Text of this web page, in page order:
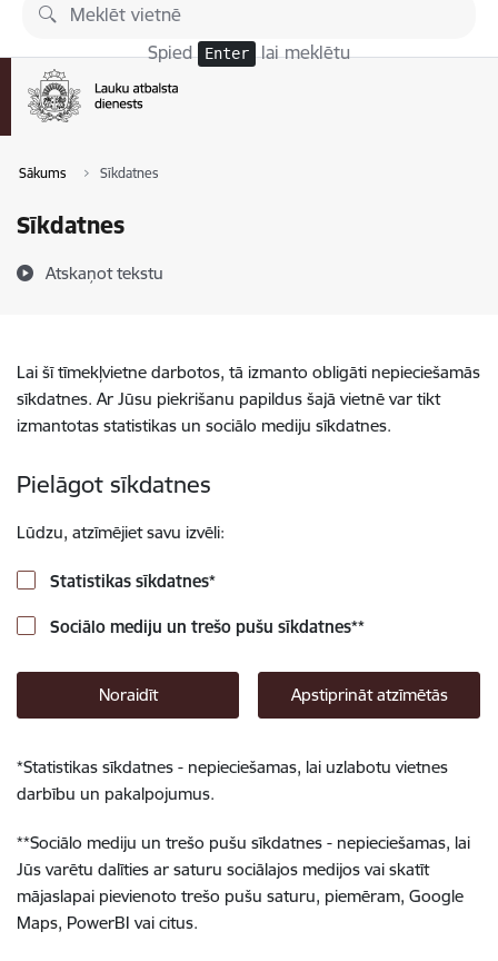
Pāriet uz lapas saturu
Spied Enter lai meklētu
Sākums Sīkdatnes
Sīkdatnes
Atskaņot tekstu
Lai šī tīmekļvietne darbotos, tā izmanto obligāti nepieciešamās
sīkdatnes. Ar Jūsu piekrišanu papildus šajā vietnē var tikt
izmantotas statistikas un sociālo mediju sīkdatnes.
Pielāgot sīkdatnes
Lūdzu, atzīmējiet savu izvēli:
Statistikas sīkdatnes*
Sociālo mediju un trešo pušu sīkdatnes**
Noraidīt Apstiprināt atzīmētās
*Statistikas sīkdatnes - nepieciešamas, lai uzlabotu vietnes
darbību un pakalpojumus.
**Sociālo mediju un trešo pušu sīkdatnes - nepieciešamas, lai
Jūs varētu dalīties ar saturu sociālajos medijos vai skatīt
mājaslapai pievienoto trešo pušu saturu, piemēram, Google
Maps, PowerBI vai citus.